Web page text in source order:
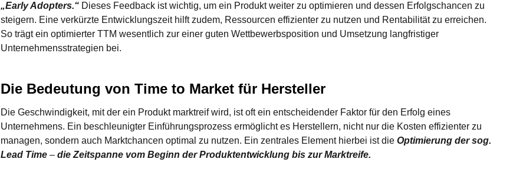
„Early Adopters.“ Dieses Feedback ist wichtig, um ein Produkt weiter zu optimieren und dessen Erfolgschancen zu
steigern. Eine verkürzte Entwicklungszeit hilft zudem, Ressourcen effizienter zu nutzen und Rentabilität zu erreichen.
So trägt ein optimierter TTM wesentlich zur einer guten Wettbewerbsposition und Umsetzung langfristiger
Unternehmensstrategien bei.
Die Bedeutung von Time to Market für Hersteller
Die Geschwindigkeit, mit der ein Produkt marktreif wird, ist oft ein entscheidender Faktor für den Erfolg eines
Unternehmens. Ein beschleunigter Einführungsprozess ermöglicht es Herstellern, nicht nur die Kosten effizienter zu
managen, sondern auch Marktchancen optimal zu nutzen. Ein zentrales Element hierbei ist dieOptimierung der sog.
Lead Time– die Zeitspanne vom Beginn der Produktentwicklung bis zur Marktreife.